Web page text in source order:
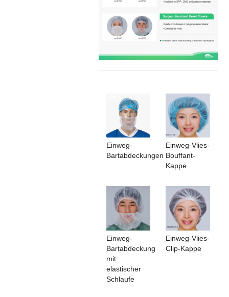
Einweg-
Bartabdeckungen
Einweg-Vlies-
Bouffant-
Kappe
Einweg-
Bartabdeckung
mit
elastischer
Schlaufe
Einweg-Vlies-
Clip-Kappe